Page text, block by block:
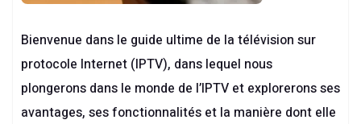
Bienvenue dans le guide ultime de la télévision sur
protocole Internet (IPTV), dans lequel nous
plongerons dans le monde de l’IPTV et explorerons ses
avantages, ses fonctionnalités et la manière dont elle